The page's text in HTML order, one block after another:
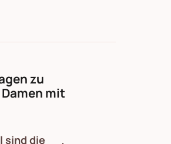
zu
mit
sind die